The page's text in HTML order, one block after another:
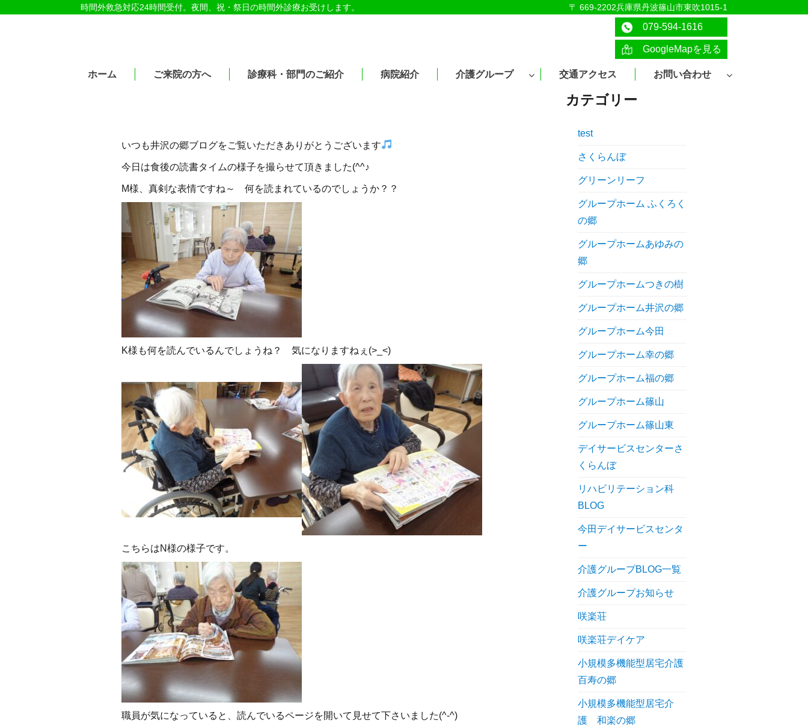
時間外救急対応24時間受付。夜間、祝・祭日の時間外診療お受けします。 〒 669-2202兵庫県丹波篠山市東吹1015-1
079-594-1616
GoogleMapを見る
ホーム ご来院の方へ 診療科・部門のご紹介 病院紹介 介護グループ 交通アクセス お問い合わせ
いつも井沢の郷ブログをご覧いただきありがとうございます
今日は食後の読書タイムの様子を撮らせて頂きました(^^♪
M様、真剣な表情ですね～ 何を読まれているのでしょうか？？
K様も何を読んでいるんでしょうね？ 気になりますねぇ(>_<)
こちらはN様の様子です。
職員が気になっていると、読んでいるページを開いて見せて下さいました(^-^)
カテゴリー
test
さくらんぼ
グリーンリーフ
グループホーム ふくろく
の郷
グループホームあゆみの
郷
グループホームつきの樹
グループホーム井沢の郷
グループホーム今田
グループホーム幸の郷
グループホーム福の郷
グループホーム篠山
グループホーム篠山東
デイサービスセンターさ
くらんぼ
リハビリテーション科
BLOG
今田デイサービスセンタ
ー
介護グループBLOG一覧
介護グループお知らせ
咲楽荘
咲楽荘デイケア
小規模多機能型居宅介護
百寿の郷
小規模多機能型居宅介
護 和楽の郷